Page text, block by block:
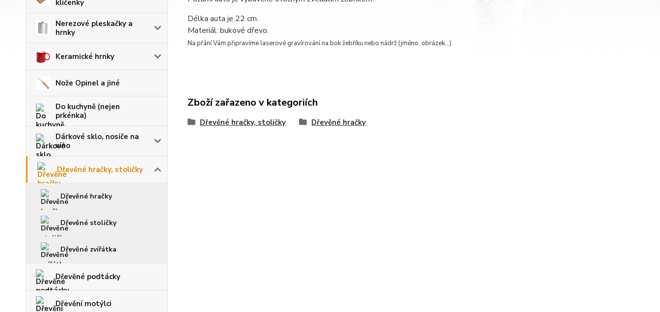
klíčenky
Nerezové pleskačky a
hrnky
Keramické hrnky
Nože Opinel a jiné
Do kuchyně (nejen
prkénka)
Dárkové sklo, nosiče na
víno
Dřevěné hračky, stoličky
Dřevěné hračky
Dřevěné stoličky
Dřevěné zvířátka
Dřevěné podtácky
Dřevění motýlci
Délka auta je 22 cm.
Materiál: bukové dřevo.
Na přání Vám připravíme laserové gravírování na bok žebříku nebo nádrž (jméno, obrázek...).
Zboží zařazeno v kategoriích
Dřevěné hračky, stoličky Dřevěné hračky